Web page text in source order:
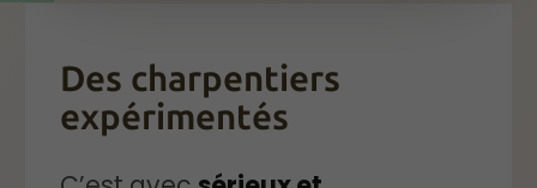
Des charpentiers
expérimentés